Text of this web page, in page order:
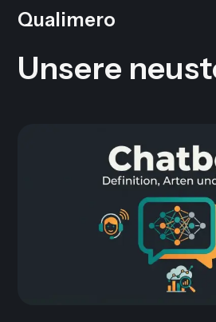
Qualimero
Unsere